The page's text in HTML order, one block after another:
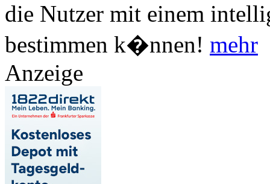
die Nutzer mit einem
bestimmen k�nnen! mehr
Anzeige